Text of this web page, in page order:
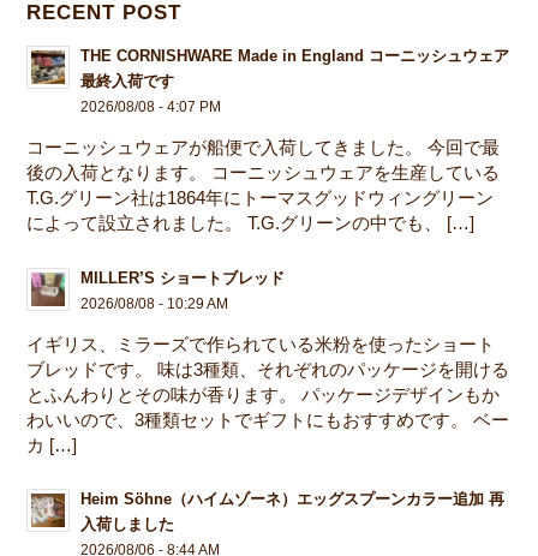
RECENT POST
THE CORNISHWARE Made in England コーニッシュウェア
最終入荷です
2026/08/08 - 4:07 PM
コーニッシュウェアが船便で入荷してきました。 今回で最
後の入荷となります。 コーニッシュウェアを生産している
T.G.グリーン社は1864年にトーマスグッドウィングリーン
によって設立されました。 T.G.グリーンの中でも、 […]
MILLER’S ショートブレッド
2026/08/08 - 10:29 AM
イギリス、ミラーズで作られている米粉を使ったショート
ブレッドです。 味は3種類、それぞれのパッケージを開ける
とふんわりとその味が香ります。 パッケージデザインもか
わいいので、3種類セットでギフトにもおすすめです。 ベー
カ […]
Heim Söhne（ハイムゾーネ）エッグスプーンカラー追加 再
入荷しました
2026/08/06 - 8:44 AM